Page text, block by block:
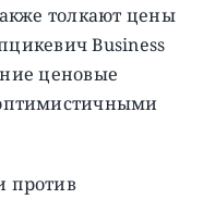
толкают цены
Business
ценовые
против